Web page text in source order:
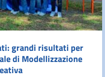
grandi risultati per
di Modellizzazione